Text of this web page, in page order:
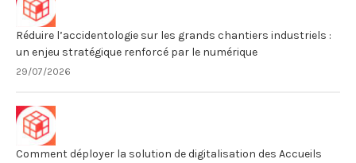
Réduire l’accidentologie sur les grands chantiers industriels :
un enjeu stratégique renforcé par le numérique
29/07/2026
Comment déployer la solution de digitalisation des Accueils